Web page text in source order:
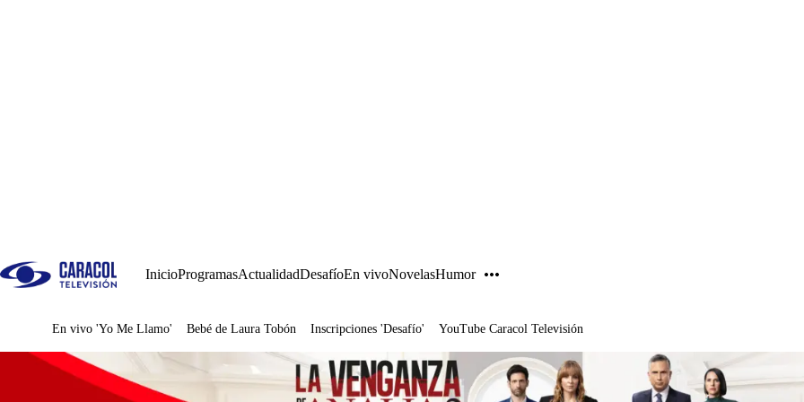
InicioProgramasActualidadDesafíoEn vivoNovelasHumor
Juegos
En vivo 'Yo Me Llamo' Bebé de Laura Tobón Inscripciones 'Desafío' YouTube Caracol Televisión